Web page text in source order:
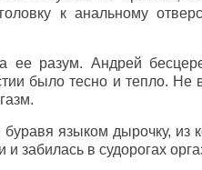
к анальному
ее разум. Андрей
было тесно и тепло. Не
языком дырочку, из
забилась в судорогах